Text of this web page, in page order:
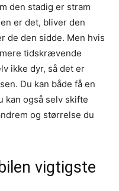
den stadig er stram
er det, bliver den
de den sidde. Men hvis
tidskrævende
ikke dyr, så det er
Du kan både få en
kan også selv skifte
og størrelse du
vigtigste